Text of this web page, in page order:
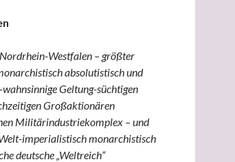
Nordrhein-Westfalen – größter
absolutistisch und
Geltung-süchtigen
Großaktionären
Militärindustriekomplex – und
imperialistisch monarchistisch
deutsche „Weltreich“